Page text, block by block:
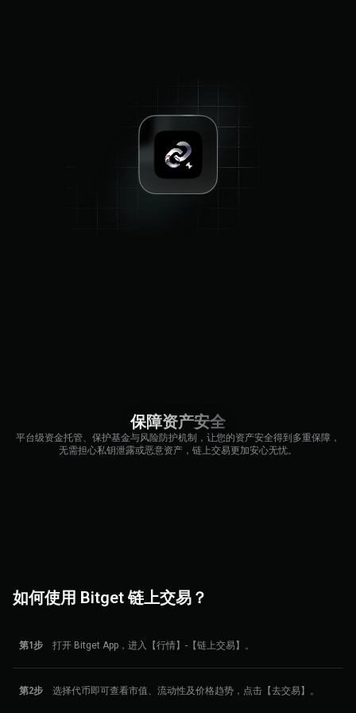
保障资产安全
平台级资金托管、保护基金与风险防护机制，让您的资产安全得到多重保障，
无需担心私钥泄露或恶意资产，链上交易更加安心无忧。
如何使用 Bitget 链上交易？
第1步 打开 Bitget App，进入【行情】-【链上交易】。
第2步 选择代币即可查看市值、流动性及价格趋势，点击【去交易】。